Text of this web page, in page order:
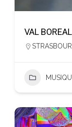
VAL BOREAL